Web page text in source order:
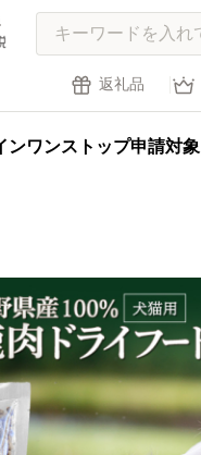
返礼品
ンワンストップ申請対象